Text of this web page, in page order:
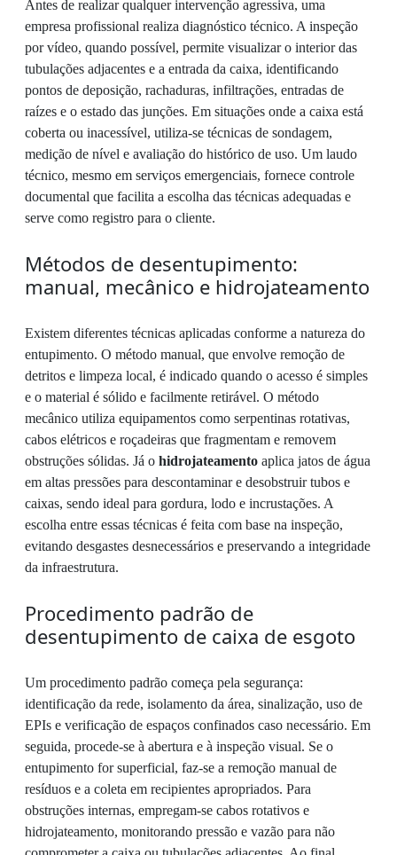
Antes de realizar qualquer intervenção agressiva, uma
empresa profissional realiza diagnóstico técnico. A inspeção
por vídeo, quando possível, permite visualizar o interior das
tubulações adjacentes e a entrada da caixa, identificando
pontos de deposição, rachaduras, infiltrações, entradas de
raízes e o estado das junções. Em situações onde a caixa está
coberta ou inacessível, utiliza-se técnicas de sondagem,
medição de nível e avaliação do histórico de uso. Um laudo
técnico, mesmo em serviços emergenciais, fornece controle
documental que facilita a escolha das técnicas adequadas e
serve como registro para o cliente.
Métodos de desentupimento:
manual, mecânico e hidrojateamento
Existem diferentes técnicas aplicadas conforme a natureza do
entupimento. O método manual, que envolve remoção de
detritos e limpeza local, é indicado quando o acesso é simples
e o material é sólido e facilmente retirável. O método
mecânico utiliza equipamentos como serpentinas rotativas,
cabos elétricos e roçadeiras que fragmentam e removem
obstruções sólidas. Já o hidrojateamento aplica jatos de água
em altas pressões para descontaminar e desobstruir tubos e
caixas, sendo ideal para gordura, lodo e incrustações. A
escolha entre essas técnicas é feita com base na inspeção,
evitando desgastes desnecessários e preservando a integridade
da infraestrutura.
Procedimento padrão de
desentupimento de caixa de esgoto
Um procedimento padrão começa pela segurança:
identificação da rede, isolamento da área, sinalização, uso de
EPIs e verificação de espaços confinados caso necessário. Em
seguida, procede-se à abertura e à inspeção visual. Se o
entupimento for superficial, faz-se a remoção manual de
resíduos e a coleta em recipientes apropriados. Para
obstruções internas, empregam-se cabos rotativos e
hidrojateamento, monitorando pressão e vazão para não